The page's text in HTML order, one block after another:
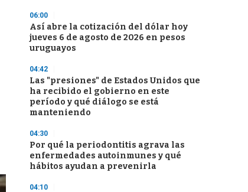
06:00
Así abre la cotización del dólar hoy
jueves 6 de agosto de 2026 en pesos
uruguayos
04:42
Las "presiones" de Estados Unidos que
ha recibido el gobierno en este
período y qué diálogo se está
manteniendo
04:30
Por qué la periodontitis agrava las
enfermedades autoinmunes y qué
hábitos ayudan a prevenirla
04:10